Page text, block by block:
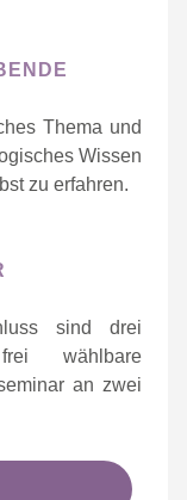
Thema und
Wissen
zu erfahren.
sind drei
wählbare
an zwei